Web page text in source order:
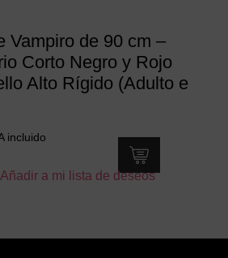
Vampiro de 90 cm –
Corto Negro y Rojo
Alto Rígido (Adulto e
incluido
Añadir a mi lista de deseos